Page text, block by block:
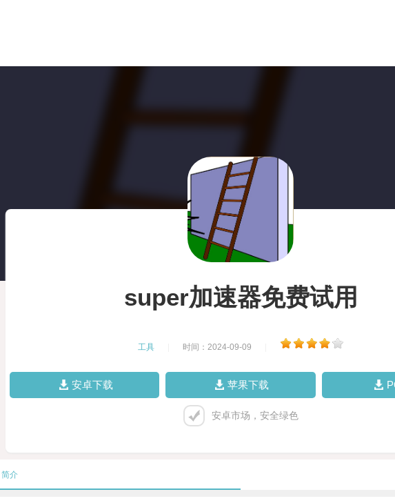
super加速器免费试用
工具 时间：2024-09-09
安卓下载 苹果下载
安卓市场，安全绿色
简介